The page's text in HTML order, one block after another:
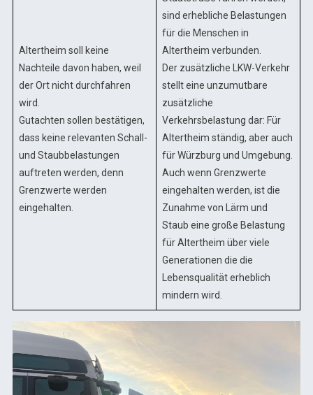
Altertheim soll keine
Nachteile davon haben, weil
der Ort nicht durchfahren
wird.
Gutachten sollen bestätigen,
dass keine relevanten Schall-
und Staubbelastungen
auftreten werden, denn
Grenzwerte werden
eingehalten.
sind erhebliche Belastungen
für die Menschen in
Altertheim verbunden.
Der zusätzliche LKW-Verkehr
stellt eine unzumutbare
zusätzliche
Verkehrsbelastung dar: Für
Altertheim ständig, aber auch
für Würzburg und Umgebung.
Auch wenn Grenzwerte
eingehalten werden, ist die
Zunahme von Lärm und
Staub eine große Belastung
für Altertheim über viele
Generationen die die
Lebensqualität erheblich
mindern wird.